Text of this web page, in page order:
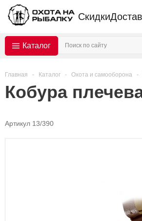
Скидки
Каталог
Главная - Каталог - Охота и самооборона -
Кобура
Артикул 13/390